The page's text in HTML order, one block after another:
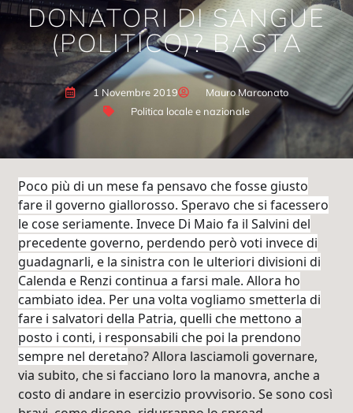
DONATORI DI SANGUE
(POLITICO)? BASTA
1 Novembre 2019
Mauro Marconato
Politica locale e nazionale
Poco più di un mese fa pensavo che fosse giusto
fare il governo giallorosso. Speravo che si facessero
le cose seriamente. Invece Di Maio fa il Salvini del
precedente governo, perdendo però voti invece di
guadagnarli, e la sinistra con le ulteriori divisioni di
Calenda e Renzi continua a farsi male. Allora ho
cambiato idea. Per una volta vogliamo smetterla di
fare i salvatori della Patria, quelli che mettono a
posto i conti, i responsabili che poi la prendono
sempre nel deretano? Allora lasciamoli governare,
via subito, che si facciano loro la manovra, anche a
costo di andare in esercizio provvisorio. Se sono così